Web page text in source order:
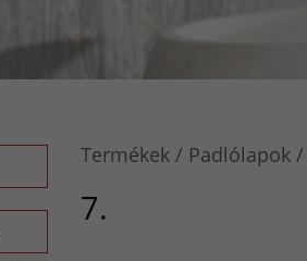
Termékek Padlólapok
7.